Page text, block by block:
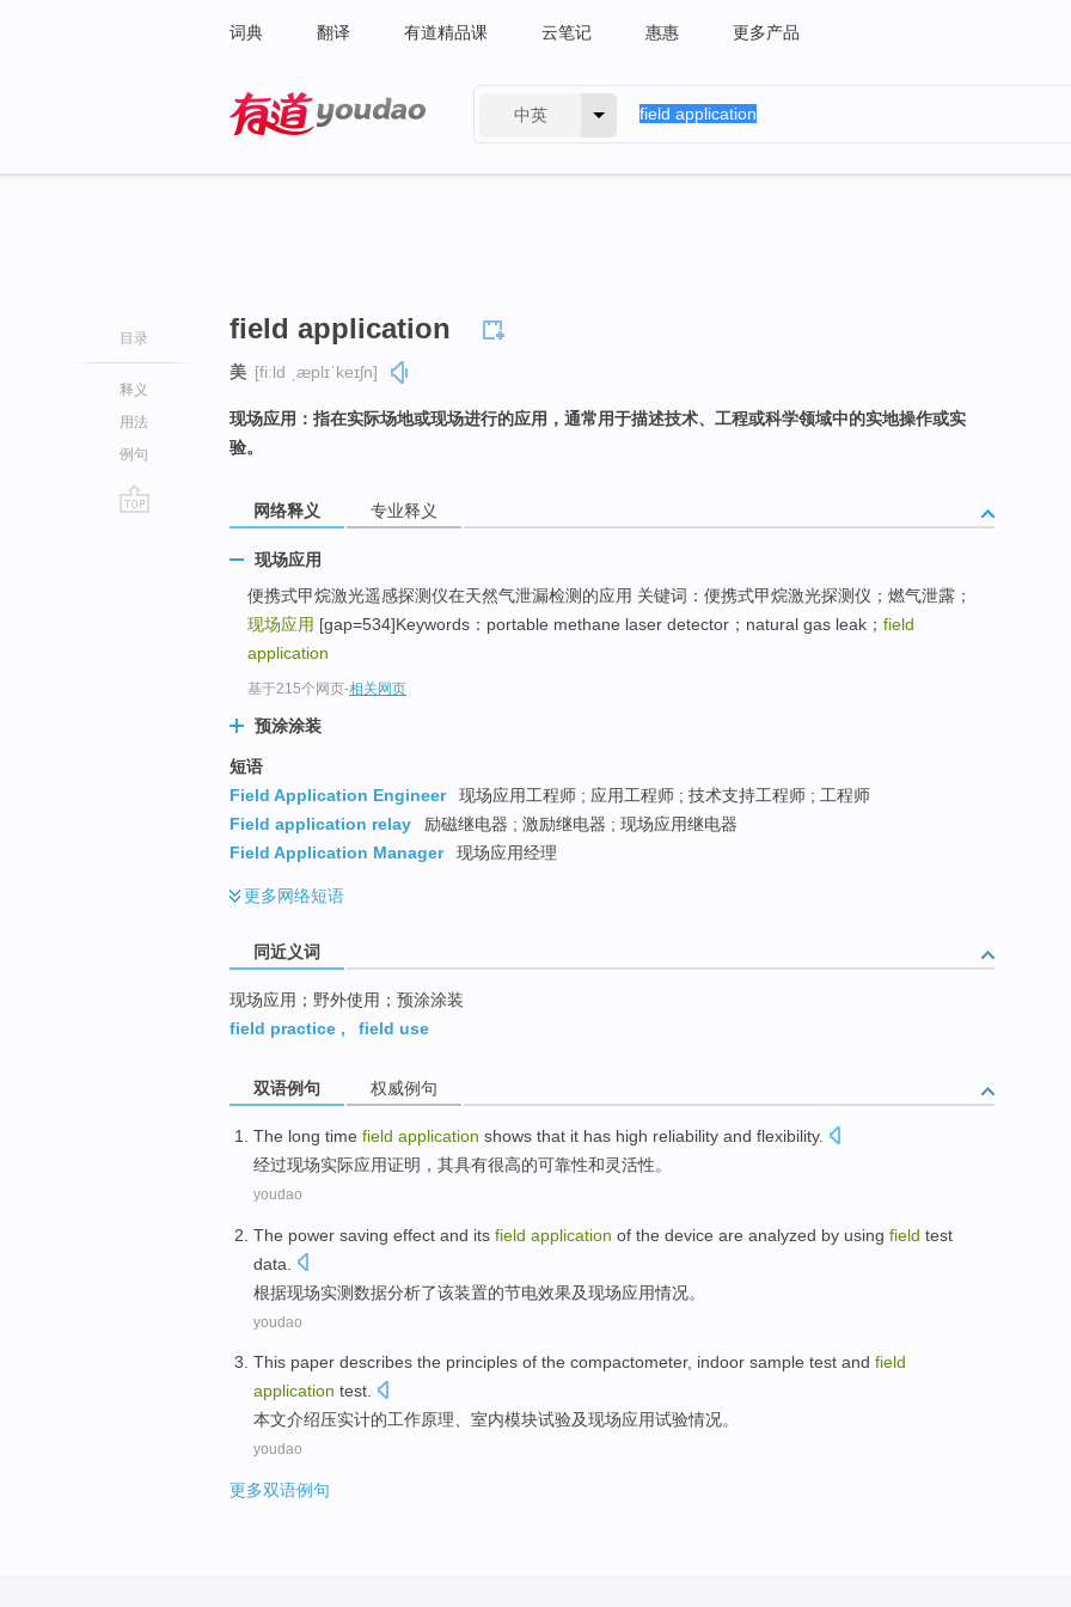
词典 翻译 有道精品课 云笔记 惠惠 更多产品
中英
目录
释义
用法
例句
field application
美 [fiːld ˌæplɪˈkeɪʃn]
现场应用：指在实际场地或现场进行的应用，通常用于描述技术、工程或科学领域中的实地操作或实
验。
网络释义 专业释义
现场应用
便携式甲烷激光遥感探测仪在天然气泄漏检测的应用 关键词：便携式甲烷激光探测仪；燃气泄露；
现场应用 [gap=534]Keywords：portable methane laser detector；natural gas leak； field
application
基于215个网页-相关网页
预涂涂装
短语
Field Application Engineer
现场应用工程师 ; 应用工程师 ; 技术支持工程师 ; 工程师
Field application relay
励磁继电器 ; 激励继电器 ; 现场应用继电器
Field Application Manager
现场应用经理
更多网络短语
同近义词
现场应用；野外使用；预涂涂装
field practice , field use
双语例句 权威例句
The long time field application shows that it has high reliability and flexibility.
经过现场实际应用证明 ， 其具有很高的可靠性和灵活性。
youdao
The power saving effect and its field application of the device are analyzed by using field test
data
根据现场实测数据分析了该装置的节电效果及现场应用情况。
youdao
This paper describes the principles of the compactometer, indoor sample test and field
application test.
本文介绍压实计的工作原理、 室内模块试验及现场应用试验情况。
youdao
更多双语例句